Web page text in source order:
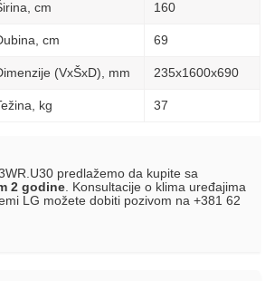
сm 160
сm 69
(VxŠxD), mm 235х1600х690
kg 37
predlažemo da kupite sa
2 godine . Konsultacije o klima uređajima
LG možete dobiti pozivom na +381 62